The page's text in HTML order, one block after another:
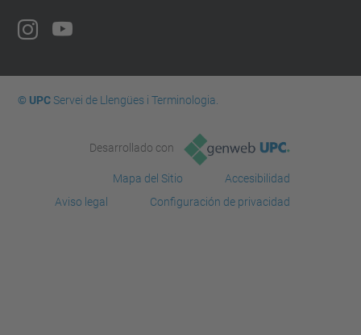
© UPCServei de Llengües i Terminologia.
Desarrollado con
Mapa del Sitio
Accesibilidad
Aviso legal
Configuración de privacidad